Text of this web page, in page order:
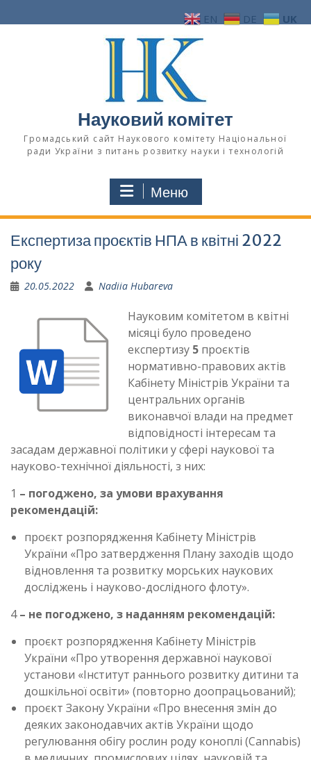
до
Науковий комітет
Громадський сайт Наукового комітету Національної
ради України з питань розвитку науки і технологій
Меню
Експертиза проєктів НПА в квітні 2022
року
20.05.2022 Nadiia Hubareva
Науковим комітетом в квітні
місяці було проведено
експертизу 5 проєктів
нормативно-правових актів
Кабінету Міністрів України та
центральних органів
виконавчої влади на предмет
відповідності інтересам та
засадам державної політики у сфері наукової та
науково-технічної діяльності, з них:
1 – погоджено, за умови врахування
рекомендацій:
проєкт розпорядження Кабінету Міністрів
України «Про затвердження Плану заходів щодо
відновлення та розвитку морських наукових
досліджень і науково-дослідного флоту».
4– не погоджено, з наданням рекомендацій:
проєкт розпорядження Кабінету Міністрів
України «Про утворення державної наукової
установи «Інститут раннього розвитку дитини та
дошкільної освіти» (повторно доопрацьований);
проєкт Закону України «Про внесення змін до
деяких законодавчих актів України щодо
регулювання обігу рослин роду коноплі (Cannabis)
EN DE UK